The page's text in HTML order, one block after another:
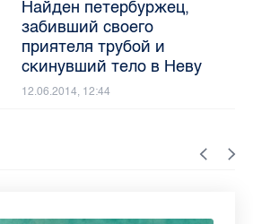
Найден петербуржец,
забивший своего
приятеля трубой и
скинувший тело в Неву
12.06.2014, 12:44